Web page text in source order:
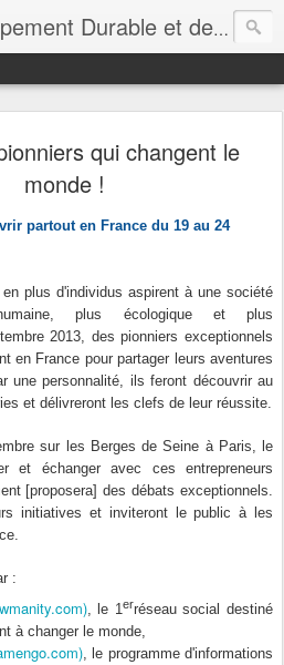
Le blog du Développement Durable et de la RSE
qui changent le
monde !
partout en France du 19 au 24
en plus d'individus aspirent à une société
plus écologique et plus
2013, des pionniers exceptionnels
en France pour partager leurs aventures
une personnalité, ils feront découvrir au
et délivreront les clefs de leur réussite.
sur les Berges de Seine à Paris, le
et échanger avec ces entrepreneurs
[proposera] des débats exceptionnels.
initiatives et inviteront le public à les
:
, le 1erréseau social destiné
à changer le monde,
, le programme d'informations